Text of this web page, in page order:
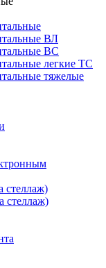
ВЛ
ВС
легкие ТС
тяжелые
стеллаж)
стеллаж)